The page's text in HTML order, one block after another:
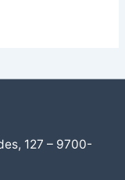
127 – 9700-